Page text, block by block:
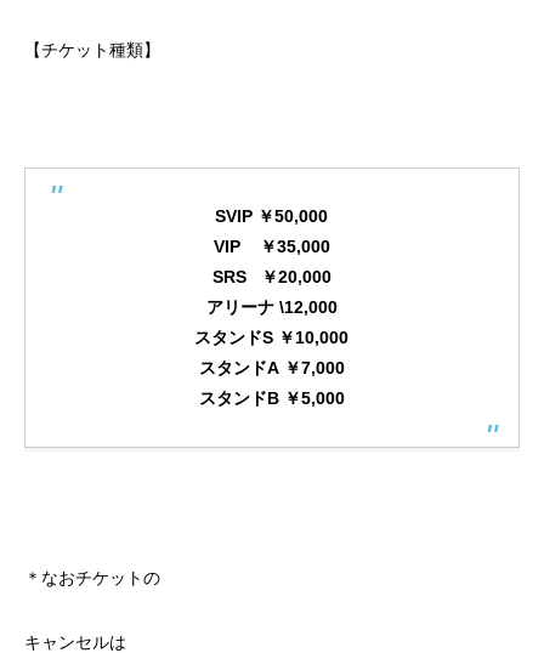
【チケット種類】
SVIP ￥50,000
VIP ￥35,000
SRS ￥20,000
アリーナ \12,000
スタンドS ￥10,000
スタンドA ￥7,000
スタンドB ￥5,000
＊なおチケットの
キャンセルは